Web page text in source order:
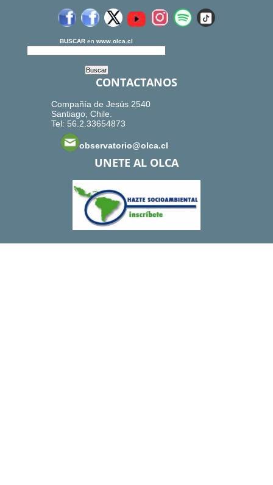
BUSCAR en www.olca.cl
CONTACTANOS
Compañía de Jesús 2540
Santiago, Chile.
Tel: 56.2.33654873
observatorio@olca.cl
UNETE AL OLCA